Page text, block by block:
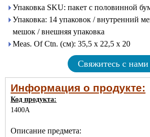
Упаковка SKU: пакет с половинной
Упаковка: 14 упаковок / внутренний
мешок / внешняя упаковка
Meas. Of Ctn. (см): 35,5 х 22,5 х 20
Свяжитесь с нами
Информация о продукте:
Код продукта:
1400A
Описание предмета: